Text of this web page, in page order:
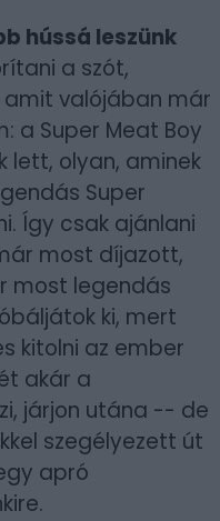
hússá leszünk
a szót,
valójában már
a Super Meat Boy
lett, olyan, aminek
Super
Így csak ajánlani
most díjazott,
most legendás
ki, mert
kitolni az ember
akár a
járjon utána -- de
szegélyezett út
apró